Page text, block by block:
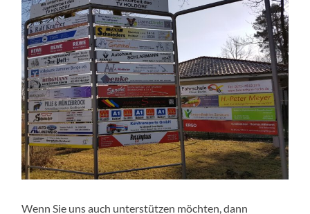
Wenn Sie uns auch unterstützen möchten, dann